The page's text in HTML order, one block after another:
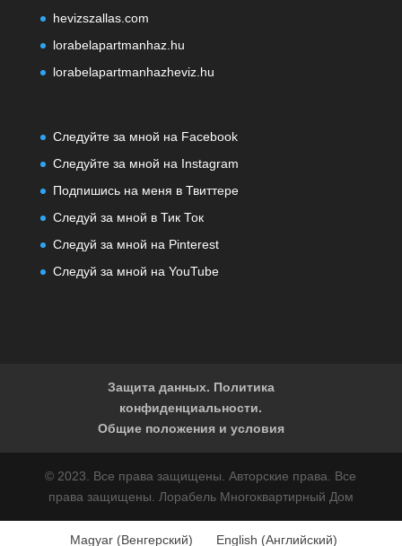
hevizszallas.com
lorabelapartmanhaz.hu
lorabelapartmanhazheviz.hu
Следуйте за мной на Facebook
Следуйте за мной на Instagram
Подпишись на меня в Твиттере
Следуй за мной в Тик Ток
Следуй за мной на Pinterest
Следуй за мной на YouTube
Защита данных. Политика
конфиденциальности.
Общие положения и условия
© 2023. Все права защищены. Авторские права. Все
права защищены. Лорабель Многоквартирный Дом
Magyar (Венгерский) English (Английский)